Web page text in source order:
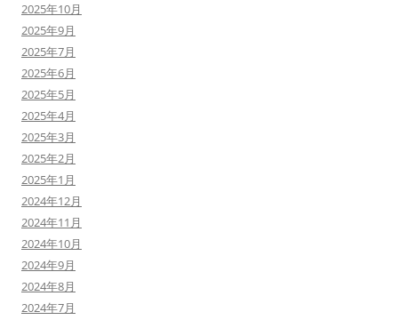
2025年10月
2025年9月
2025年7月
2025年6月
2025年5月
2025年4月
2025年3月
2025年2月
2025年1月
2024年12月
2024年11月
2024年10月
2024年9月
2024年8月
2024年7月